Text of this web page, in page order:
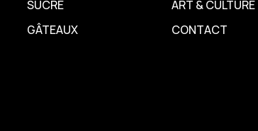
SUCRÉ
GÂTEAUX
ART & CULTURE
CONTACT